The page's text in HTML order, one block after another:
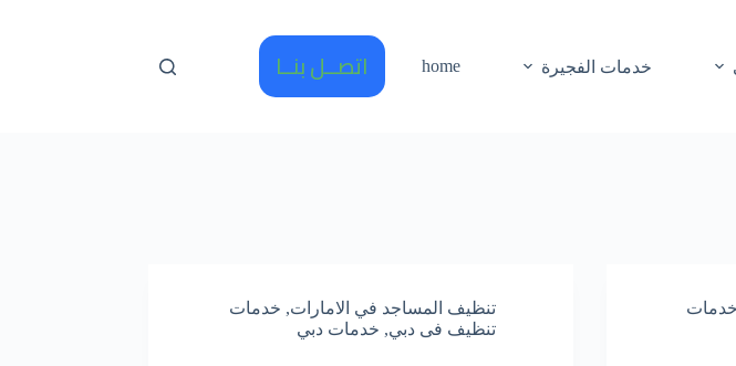
خدمات الفجيرة home اتصــل بنــا
خدمات
تنظيف المساجد في الامارات, خدمات
تنظيف فى دبي, خدمات دبي